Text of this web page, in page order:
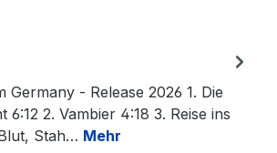
Germany - Release 2026 1. Die
6:12 2. Vambier 4:18 3. Reise ins
Stah… Mehr